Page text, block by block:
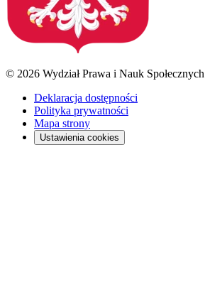
© 2026 Wydział Prawa i Nauk Społecznych
Deklaracja dostępności
Polityka prywatności
Mapa strony
Ustawienia cookies